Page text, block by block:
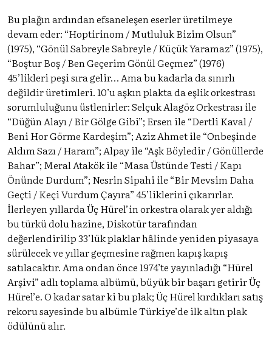
Bu plağın ardından efsaneleşen eserler üretilmeye
devam eder: “Hoptirinom / Mutluluk Bizim Olsun”
(1975), “Gönül Sabreyle Sabreyle / Küçük Yaramaz” (1975),
“Boştur Boş / Ben Geçerim Gönül Geçmez” (1976)
45’likleri peşi sıra gelir… Ama bu kadarla da sınırlı
değildir üretimleri. 10’u aşkın plakta da eşlik orkestrası
sorumluluğunu üstlenirler: Selçuk Alagöz Orkestrası ile
“Düğün Alayı / Bir Gölge Gibi”; Ersen ile “Dertli Kaval /
Beni Hor Görme Kardeşim”; Aziz Ahmet ile “Onbeşinde
Aldım Sazı / Haram”; Alpay ile “Aşk Böyledir / Gönüllerde
Bahar”; Meral Atakök ile “Masa Üstünde Testi / Kapı
Önünde Durdum”; Nesrin Sipahi ile “Bir Mevsim Daha
Geçti / Keçi Vurdum Çayıra” 45’liklerini çıkarırlar.
İlerleyen yıllarda Üç Hürel’in orkestra olarak yer aldığı
bu türkü dolu hazine, Diskotür tarafından
değerlendirilip 33’lük plaklar hâlinde yeniden piyasaya
sürülecek ve yıllar geçmesine rağmen kapış kapış
satılacaktır. Ama ondan önce 1974’te yayınladığı “Hürel
Arşivi” adlı toplama albümü, büyük bir başarı getirir Üç
Hürel’e. O kadar satar ki bu plak; Üç Hürel kırdıkları satış
rekoru sayesinde bu albümle Türkiye’de ilk altın plak
ödülünü alır.